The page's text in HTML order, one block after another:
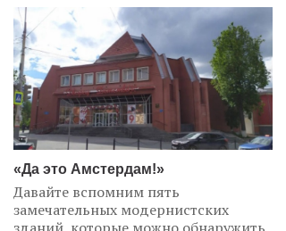
«Да это Амстердам!»
Давайте вспомним пять
замечательных модернистских